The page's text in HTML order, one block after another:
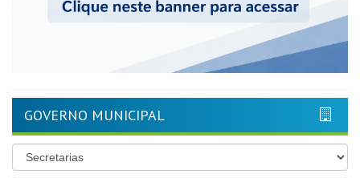
GOVERNO MUNICIPAL